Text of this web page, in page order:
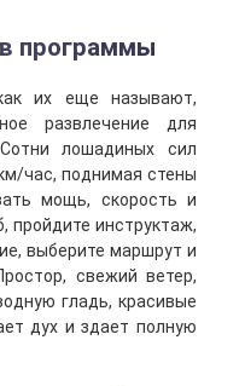
программы
их еще называют,
развлечение для
лошадиных сил
час, поднимая стены
мощь, скорость и
пройдите инструктаж,
выберите маршрут и
свежий ветер,
гладь, красивые
дух и здает полную